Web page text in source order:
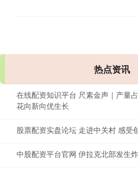
热点资讯
在线配资知识平台 尺素金声｜产量
花向新向优生长
股票配资实盘论坛 走进中关村 感受
中股配资平台官网 伊拉克北部发生